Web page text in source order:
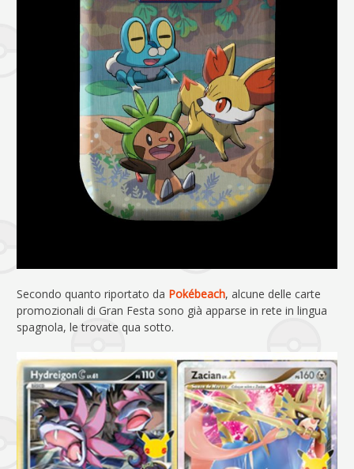
Secondo quanto riportato da Pokébeach, alcune delle carte
promozionali di Gran Festa sono già apparse in rete in lingua
spagnola, le trovate qua sotto.